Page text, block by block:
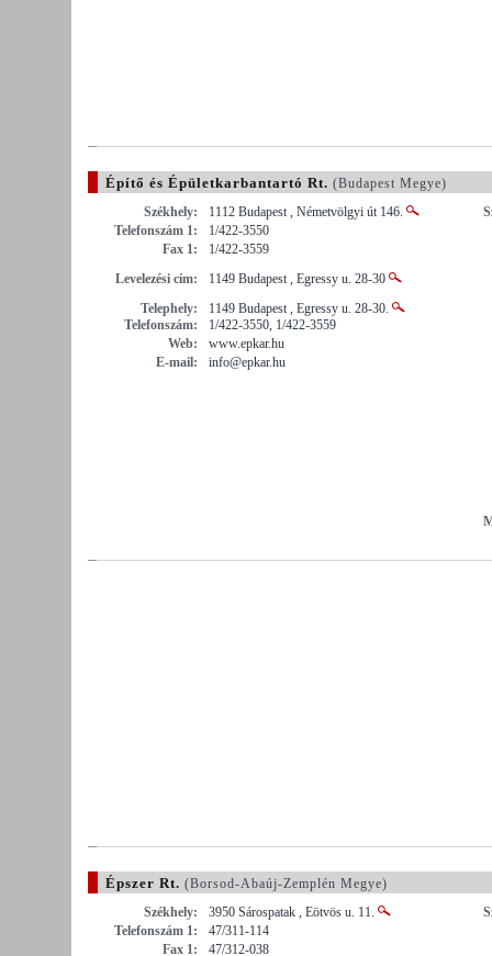
Építő és Épületkarbantartó Rt. (Budapest Megye)
Székhely:
1112 Budapest , Németvölgyi út 146.
Telefonszám 1:
1/422-3550
Fax 1:
1/422-3559
Levelezési cím:
1149 Budapest , Egressy u. 28-30
Telephely:
1149 Budapest , Egressy u. 28-30.
Telefonszám:
1/422-3550, 1/422-3559
Web:
www.epkar.hu
E-mail:
info@epkar.hu
Épszer Rt. (Borsod-Abaúj-Zemplén Megye)
Székhely:
3950 Sárospatak , Eötvös u. 11.
Telefonszám 1:
47/311-114
Fax 1:
47/312-038